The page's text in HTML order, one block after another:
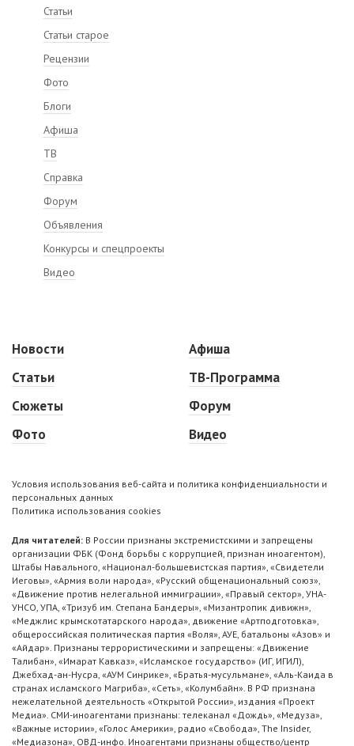
Статьи
Статьи старое
Рецензии
Фото
Блоги
Афиша
ТВ
Справка
Форум
Объявления
Конкурсы и спецпроекты
Видео
Новости
Статьи
Сюжеты
Фото
Афиша
ТВ-Программа
Форум
Видео
Условия использования веб-сайта и политика конфиденциальности и
персональных данных
Политика использования cookies
Для читателей: В России признаны экстремистскими и запрещены
организации ФБК (Фонд борьбы с коррупцией, признан иноагентом),
Штабы Навального, «Национал-большевистская партия», «Свидетели
Иеговы», «Армия воли народа», «Русский общенациональный союз»,
«Движение против нелегальной иммиграции», «Правый сектор», УНА-
УНСО, УПА, «Тризуб им. Степана Бандеры», «Мизантропик дивижн»,
«Меджлис крымскотатарского народа», движение «Артподготовка»,
общероссийская политическая партия «Воля», АУЕ, батальоны «Азов» и
«Айдар». Признаны террористическими и запрещены: «Движение
Талибан», «Имарат Кавказ», «Исламское государство» (ИГ, ИГИЛ),
Джебхад-ан-Нусра, «АУМ Синрике», «Братья-мусульмане», «Аль-Каида в
странах исламского Магриба», «Сеть», «Колумбайн». В РФ признана
нежелательной деятельность «Открытой России», издания «Проект
Медиа». СМИ-иноагентами признаны: телеканал «Дождь», «Медуза»,
«Важные истории», «Голос Америки», радио «Свобода», The Insider,
«Медиазона», ОВД-инфо. Иноагентами признаны общество/центр